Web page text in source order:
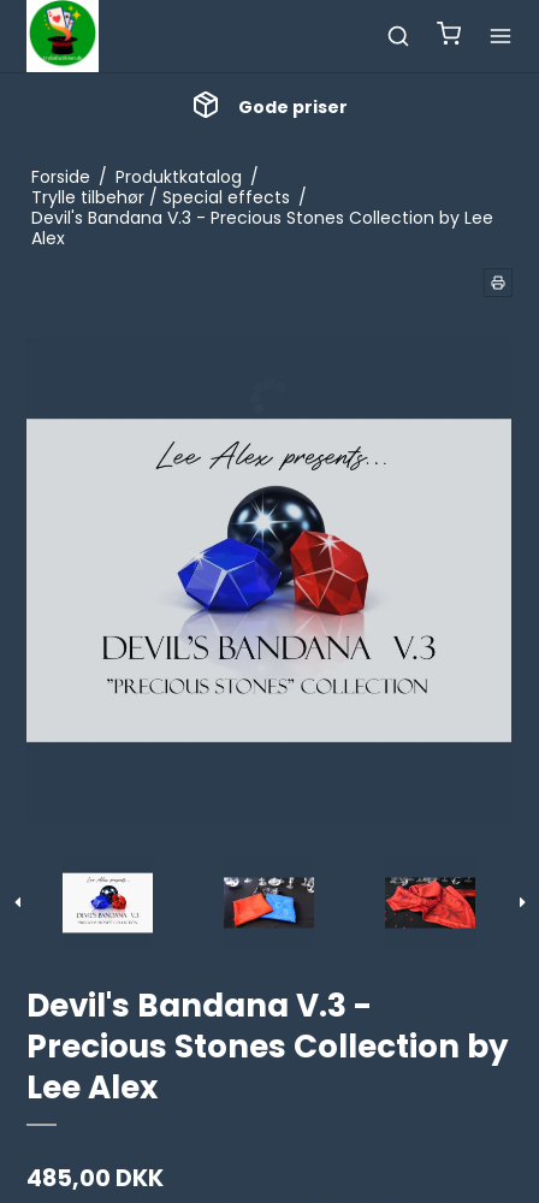
Gode priser
Forside / Produktkatalog /
Trylle tilbehør / Special effects /
Devil's Bandana V.3 - Precious Stones Collection by Lee
Alex
Devil's Bandana V.3 -
Precious Stones Collection by
Lee Alex
485,00 DKK